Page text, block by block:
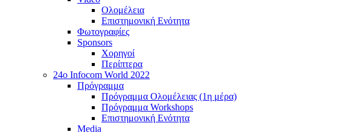
Ολομέλεια
Επιστημονική Ενότητα
Φωτογραφίες
Sponsors
Χορηγοί
Περίπτερα
24o Infocom World 2022
Πρόγραμμα
Πρόγραμμα Ολομέλειας (1η μέρα)
Πρόγραμμα Workshops
Επιστημονική Ενότητα
Media